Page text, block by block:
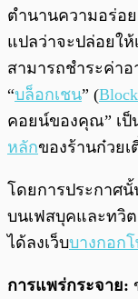
ตำนานความอร่อ
แปลว่าจะปล่อยใ
สามารถชำระค่าอ
“บล็อกเชน” (
คอยน์ของคุณ” เป็
หลักของร้านก๋วยเ
โดยการประกาศนั้
บนเฟสบุคและทวิต
ได้ลงเว็บบางกอก
การแพร่กระจาย: